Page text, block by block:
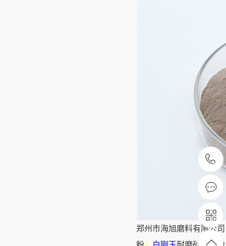
郑州市海旭磨料有限公